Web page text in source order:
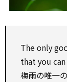
The only
that you
梅雨の唯一